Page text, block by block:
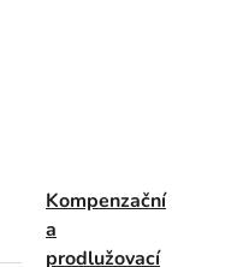
Kompenzační
a
prodlužovací